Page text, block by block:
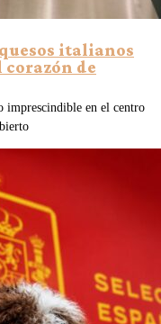
italianos
de
imprescindible en el centro